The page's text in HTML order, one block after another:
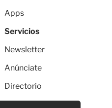
Apps
Servicios
Newsletter
Anúnciate
Directorio